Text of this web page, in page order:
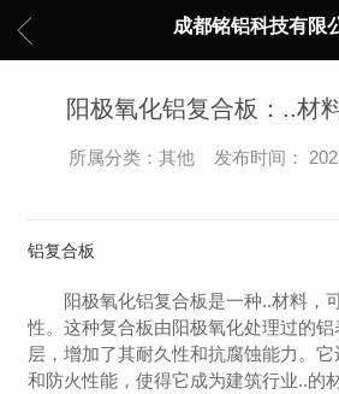
成都铭铝科技有限
阳极氧化铝复合板：..材
所属分类：其他 发布时间：
铝复合板
阳极氧化铝复合板是一种..材料，
性。这种复合板由阳极氧化处理过的
层，增加了其耐久性和抗腐蚀能力。
和防火性能，使得它成为建筑行业..的